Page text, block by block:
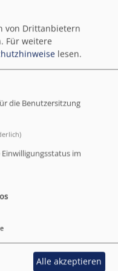
31.12. findet um 16 Uhr
vom 21.12. bis 29.12.
erhalten Sie im Pfarramt ein
nach vorheriger
nach Heiligabend in
besuchen; wir haben
von Drittanbietern
Für weitere
lesen.
die Benutzersitzung
im
Alle akzeptieren